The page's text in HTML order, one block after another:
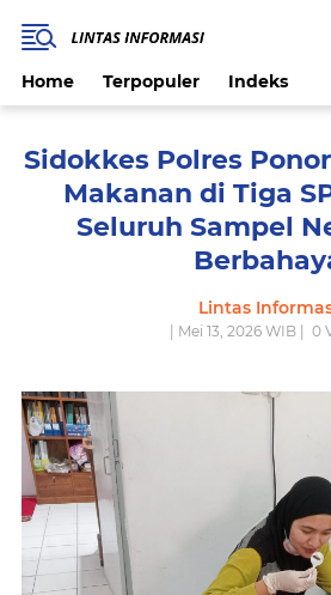
Home Terpopuler Indeks
Sidokkes Polres
Makanan di Tiga
Seluruh Sampel
Lintas
| Mei 13, 2026 WIB | 0